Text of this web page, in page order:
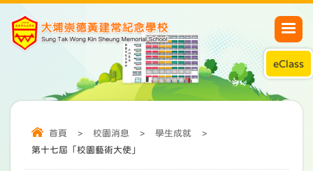
eClass
首頁 > 校園消息 > 學生成就
>
第十七屆「校園藝術大使」